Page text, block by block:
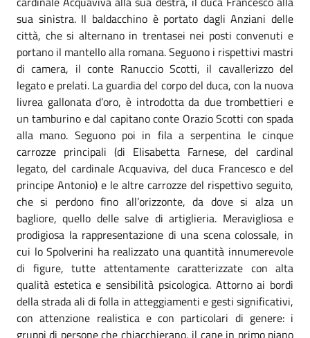
sua sinistra. Il baldacchino è portato dagli Anziani delle
città, che si alternano in trentasei nei posti convenuti e
portano il mantello alla romana. Seguono i rispettivi mastri
di camera, il conte Ranuccio Scotti, il cavallerizzo del
legato e prelati. La guardia del corpo del duca, con la nuova
livrea gallonata d’oro, è introdotta da due trombettieri e
un tamburino e dal capitano conte Orazio Scotti con spada
alla mano. Seguono poi in fila a serpentina le cinque
carrozze principali (di Elisabetta Farnese, del cardinal
legato, del cardinale Acquaviva, del duca Francesco e del
principe Antonio) e le altre carrozze del rispettivo seguito,
che si perdono fino all’orizzonte, da dove si alza un
bagliore, quello delle salve di artiglieria. Meravigliosa e
prodigiosa la rappresentazione di una scena colossale, in
cui lo Spolverini ha realizzato una quantità innumerevole
di figure, tutte attentamente caratterizzate con alta
qualità estetica e sensibilità psicologica. Attorno ai bordi
della strada ali di folla in atteggiamenti e gesti significativi,
con attenzione realistica e con particolari di genere: i
gruppi di persone che chiacchierano, il cane in primo piano